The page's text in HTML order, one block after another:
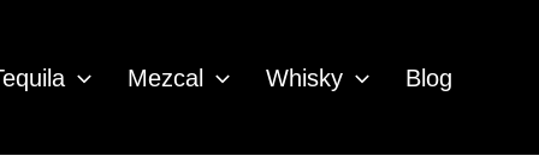
Mezcal Whisky Blog